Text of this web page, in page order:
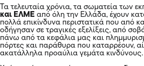
Τα τελευταία χρόνια, τα σωματεία των
και ΕΛΜΕ από όλη την Ελλάδα, έχουν
πολλά επικίνδυνα περιστατικά που από
οδήγησαν σε τραγικές εξελίξεις, από
πάνω από τα κεφάλια μας και
πόρτες και παράθυρα που καταρρέουν,
ακατάλληλα προαύλια γεμάτα κινδύνους.